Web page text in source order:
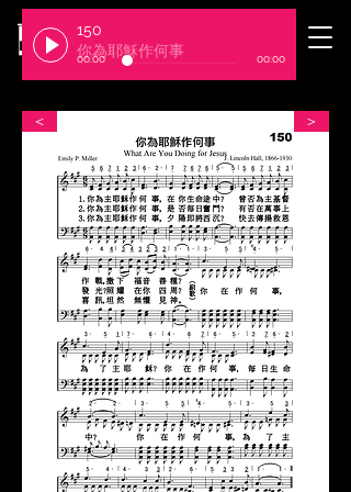
​臺北基督徒聚會處
150
你為耶穌作何事
00:00 00:00
＜ ＞